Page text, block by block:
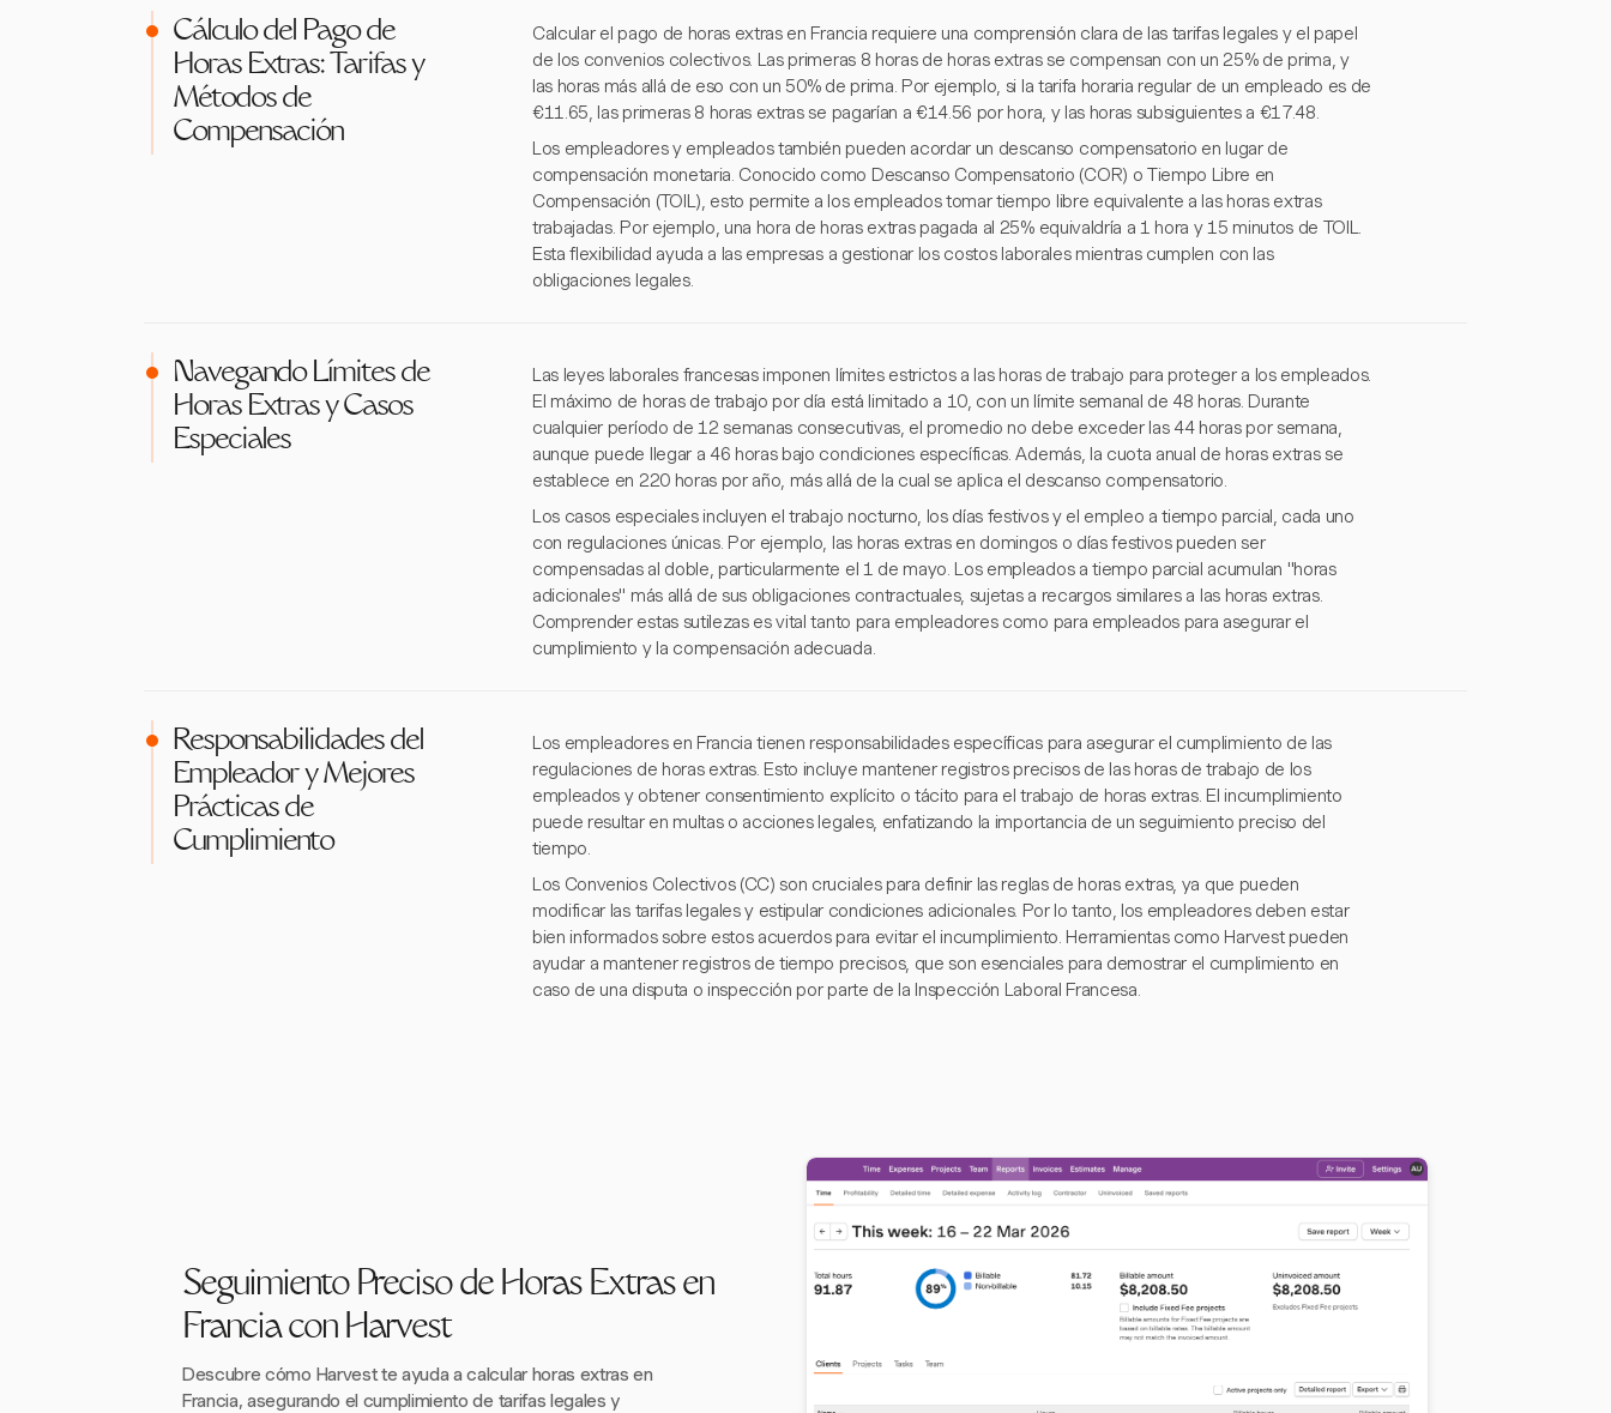
Cálculo del Pago de
Horas Extras: Tarifas y
Métodos de
Compensación
Calcular el pago de horas extras en Francia requiere una comprensión clara de las tarifas legales y el papel
de los convenios colectivos. Las primeras 8 horas de horas extras se compensan con un 25% de prima, y
las horas más allá de eso con un 50% de prima. Por ejemplo, si la tarifa horaria regular de un empleado es de
€11.65, las primeras 8 horas extras se pagarían a €14.56 por hora, y las horas subsiguientes a €17.48.
Los empleadores y empleados también pueden acordar un descanso compensatorio en lugar de
compensación monetaria. Conocido como Descanso Compensatorio (COR) o Tiempo Libre en
Compensación (TOIL), esto permite a los empleados tomar tiempo libre equivalente a las horas extras
trabajadas. Por ejemplo, una hora de horas extras pagada al 25% equivaldría a 1 hora y 15 minutos de TOIL.
Esta flexibilidad ayuda a las empresas a gestionar los costos laborales mientras cumplen con las
obligaciones legales.
Navegando Límites de
Horas Extras y Casos
Especiales
Las leyes laborales francesas imponen límites estrictos a las horas de trabajo para proteger a los empleados.
El máximo de horas de trabajo por día está limitado a 10, con un límite semanal de 48 horas. Durante
cualquier período de 12 semanas consecutivas, el promedio no debe exceder las 44 horas por semana,
aunque puede llegar a 46 horas bajo condiciones específicas. Además, la cuota anual de horas extras se
establece en 220 horas por año, más allá de la cual se aplica el descanso compensatorio.
Los casos especiales incluyen el trabajo nocturno, los días festivos y el empleo a tiempo parcial, cada uno
con regulaciones únicas. Por ejemplo, las horas extras en domingos o días festivos pueden ser
compensadas al doble, particularmente el 1 de mayo. Los empleados a tiempo parcial acumulan "horas
adicionales" más allá de sus obligaciones contractuales, sujetas a recargos similares a las horas extras.
Comprender estas sutilezas es vital tanto para empleadores como para empleados para asegurar el
cumplimiento y la compensación adecuada.
Responsabilidades del
Empleador y Mejores
Prácticas de
Cumplimiento
Los empleadores en Francia tienen responsabilidades específicas para asegurar el cumplimiento de las
regulaciones de horas extras. Esto incluye mantener registros precisos de las horas de trabajo de los
empleados y obtener consentimiento explícito o tácito para el trabajo de horas extras. El incumplimiento
puede resultar en multas o acciones legales, enfatizando la importancia de un seguimiento preciso del
tiempo.
Los Convenios Colectivos (CC) son cruciales para definir las reglas de horas extras, ya que pueden
modificar las tarifas legales y estipular condiciones adicionales. Por lo tanto, los empleadores deben estar
bien informados sobre estos acuerdos para evitar el incumplimiento. Herramientas como Harvest pueden
ayudar a mantener registros de tiempo precisos, que son esenciales para demostrar el cumplimiento en
caso de una disputa o inspección por parte de la Inspección Laboral Francesa.
Seguimiento Preciso de Horas Extras en
Francia con Harvest
Descubre cómo Harvest te ayuda a calcular horas extras en
Francia, asegurando el cumplimiento de tarifas legales y